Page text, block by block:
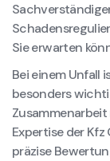
Sie erwarten
Bei einem Unfall
besonders
Expertise der
präzise